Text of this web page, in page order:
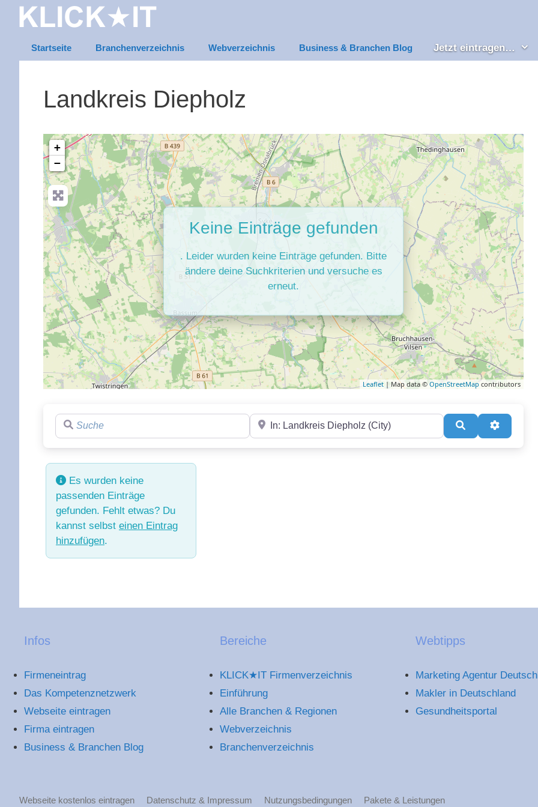
Inhalt
Startseite Branchenverzeichnis Webverzeichnis Business & Branchen Blog Jetzt eintragen…
Landkreis Diepholz
+
−
Leaflet | Map data © OpenStreetMap contributors
Keine Einträge gefunden
. Leider wurden keine Einträge gefunden. Bitte
ändere deine Suchkriterien und versuche es
erneut.
Suche Region Suchen
Es wurden keine
passenden Einträge
gefunden. Fehlt etwas? Du
kannst selbst einen Eintrag
hinzufügen.
Infos
Firmeneintrag
Das Kompetenznetzwerk
Webseite eintragen
Firma eintragen
Business & Branchen Blog
Bereiche
KLICK★IT Firmenverzeichnis
Einführung
Alle Branchen & Regionen
Webverzeichnis
Branchenverzeichnis
Webtipps
Marketing Agentur
Makler in Deutschland
Gesundheitsportal
Webseite kostenlos eintragen Datenschutz & Impressum Nutzungsbedingungen Pakete & Leistungen